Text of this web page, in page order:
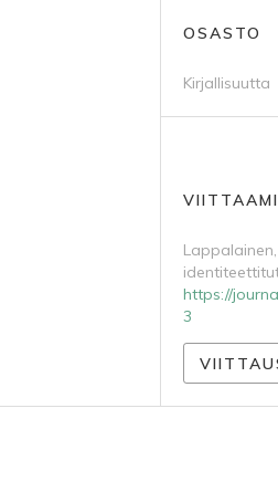
OSASTO
Kirjallisuutta
https://
3